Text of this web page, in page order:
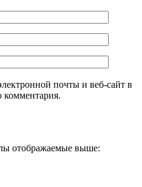
почты и веб-сайт в
комментария.
отображаемые выше: